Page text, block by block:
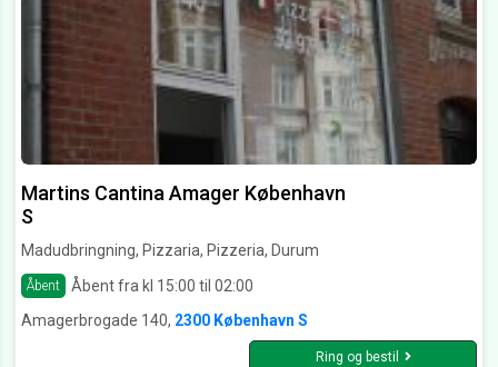
Martins Cantina Amager København
S
Madudbringning, Pizzaria, Pizzeria, Durum
Åbent
Åbent fra kl 15:00 til 02:00
Amagerbrogade 140, 2300 København S
Ring og bestil